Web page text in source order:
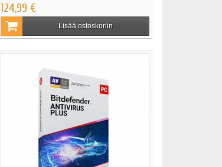
124,99 €
Lisää ostoskoriin